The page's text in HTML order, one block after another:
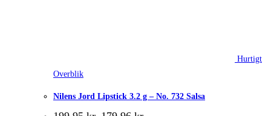
Hurtigt
Overblik
Nilens Jord Lipstick 3.2 g – No. 732 Salsa